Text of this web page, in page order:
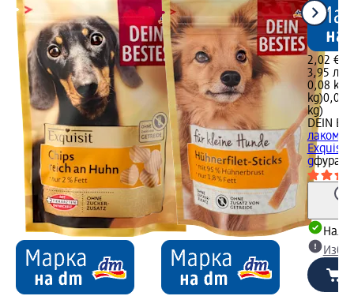
2,02 €
3,95 лв.
0,08 kg
kg)0,08
kg)
DEIN
Exquisit
g